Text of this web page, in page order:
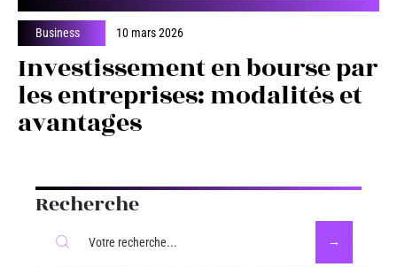
Business 10 mars 2026
Investissement en bourse par
les entreprises: modalités et
avantages
Recherche